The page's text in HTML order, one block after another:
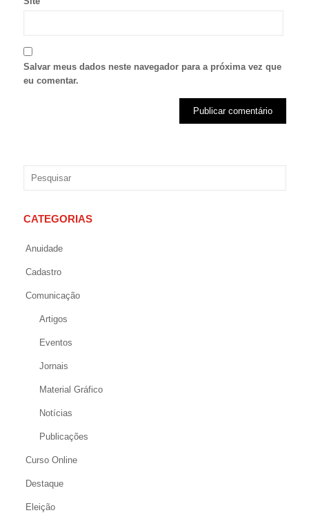
Salvar meus dados neste navegador para a próxima vez que
eu comentar.
CATEGORIAS
Anuidade
Cadastro
Comunicação
Artigos
Eventos
Jornais
Material Gráfico
Notícias
Publicações
Curso Online
Destaque
Eleição